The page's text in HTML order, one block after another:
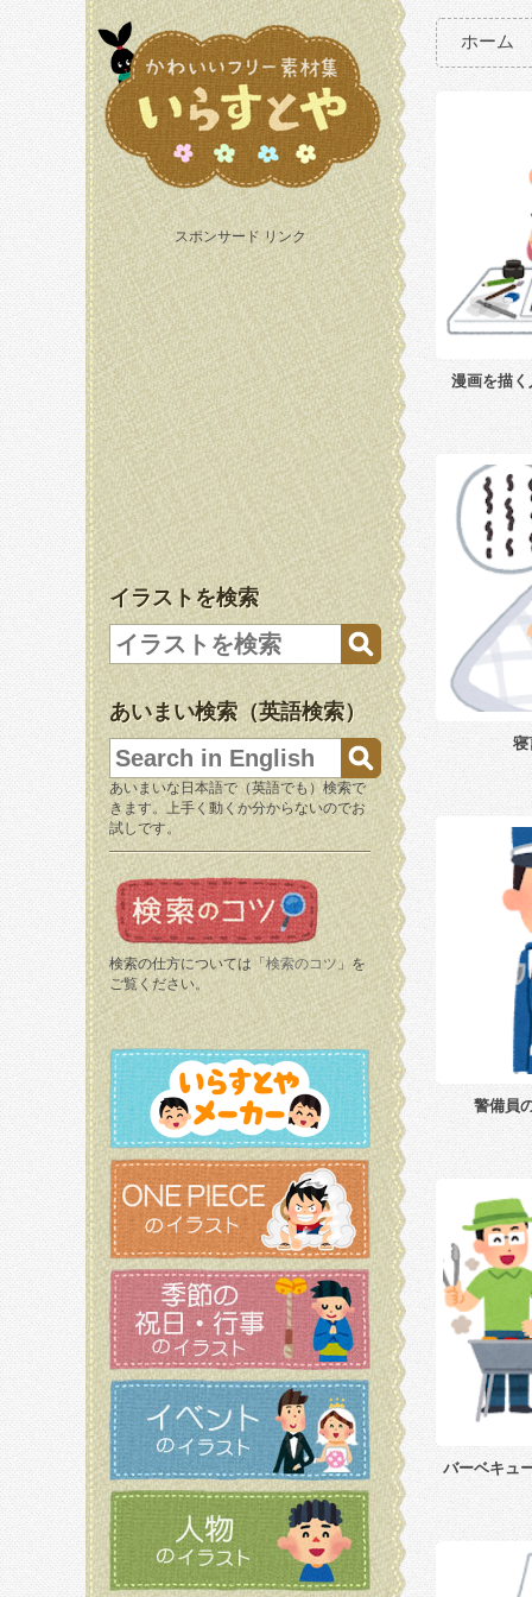
スポンサード リンク
イラストを検索
あいまい検索（英語検索）
あいまいな日本語で（英語でも）検索で
きます。上手く動くか分からないのでお
試しです。
検索の仕方については「 検索のコツ 」を
ご覧ください。
ホーム
漫画を描
寝
警備員
バーベキュ